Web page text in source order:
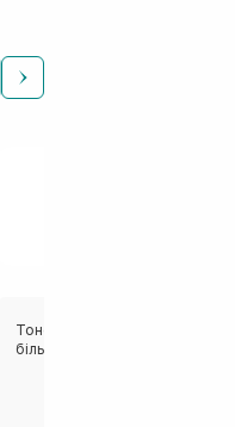
Тонер просто базовий чекала
більшого, чи буду його